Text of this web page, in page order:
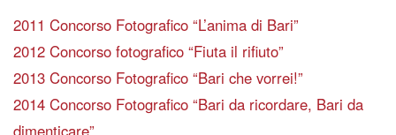
2011 Concorso Fotografico “L’anima di Bari”
2012 Concorso fotografico “Fiuta il rifiuto”
2013 Concorso Fotografico “Bari che vorrei!”
2014 Concorso Fotografico “Bari da ricordare, Bari da